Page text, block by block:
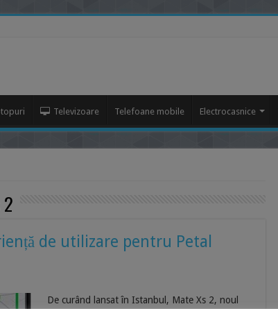
Televizoare Telefoane mobile Electrocasnice
de utilizare pentru Petal
De curând lansat în Istanbul, Mate Xs 2, noul